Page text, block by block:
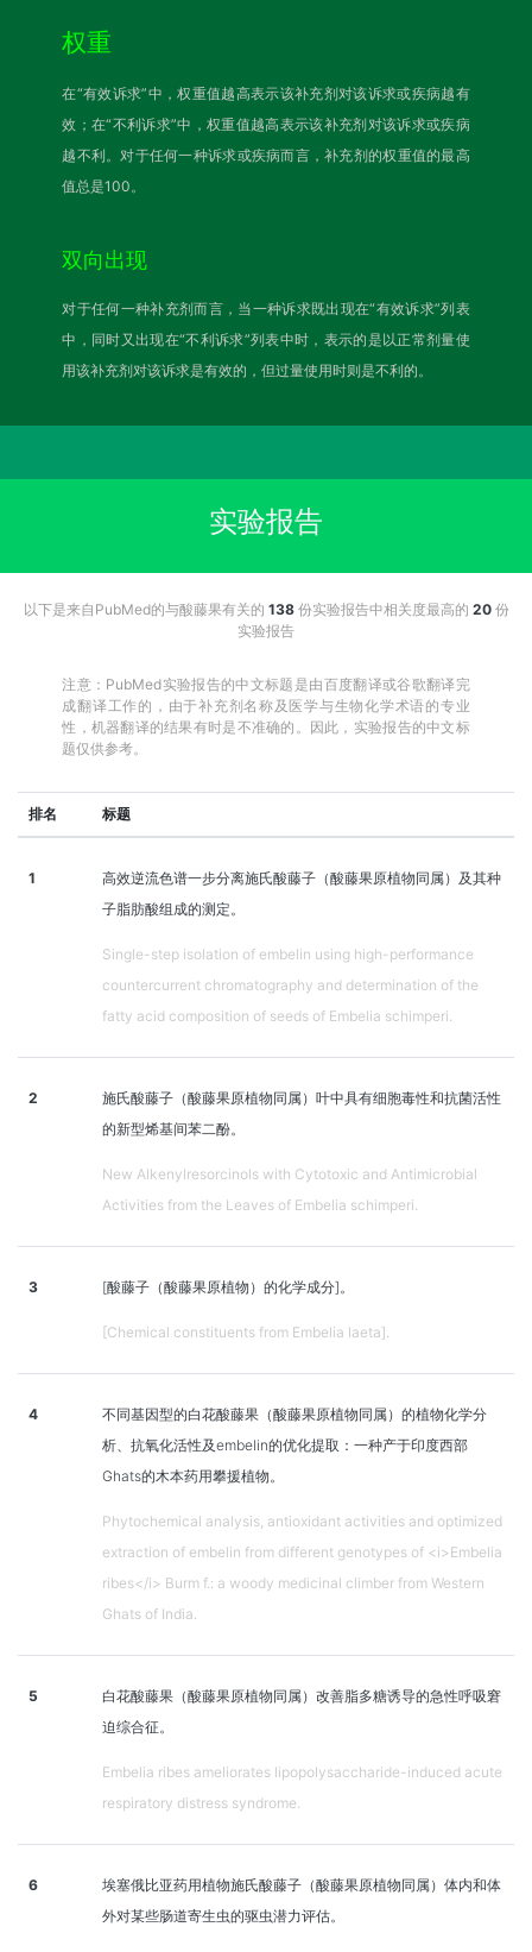
权重
在“有效诉求”中，权重值越高表示该补充剂对该诉求或疾病越有
效；在“不利诉求”中，权重值越高表示该补充剂对该诉求或疾病
越不利。对于任何一种诉求或疾病而言，补充剂的权重值的最高
值总是100。
双向出现
对于任何一种补充剂而言，当一种诉求既出现在“有效诉求”列表
中，同时又出现在“不利诉求”列表中时，表示的是以正常剂量使
用该补充剂对该诉求是有效的，但过量使用时则是不利的。
实验报告
以下是来自PubMed的与酸藤果有关的 138份实验报告中相关度最高的 20份
实验报告
注意：PubMed实验报告的中文标题是由百度翻译或谷歌翻译完
成翻译工作的，由于补充剂名称及医学与生物化学术语的专业
性，机器翻译的结果有时是不准确的。因此，实验报告的中文标
题仅供参考。
排名 标题
1
高效逆流色谱一步分离施氏酸藤子（酸藤果原植物同属）及其种
子脂肪酸组成的测定。
Single-step isolation of embelin using high-performance
countercurrent chromatography and determination of the
fatty acid composition of seeds of Embelia schimperi.
2
施氏酸藤子（酸藤果原植物同属）叶中具有细胞毒性和抗菌活性
的新型烯基间苯二酚。
New Alkenylresorcinols with Cytotoxic and Antimicrobial
Activities from the Leaves of Embelia schimperi.
3 [酸藤子（酸藤果原植物）的化学成分]。
[Chemical constituents from Embelia laeta].
4
不同基因型的白花酸藤果（酸藤果原植物同属）的植物化学分
析、抗氧化活性及embelin的优化提取：一种产于印度西部
Ghats的木本药用攀援植物。
Phytochemical analysis, antioxidant activities and optimized
extraction of embelin from different genotypes of <i>Embelia
ribes</i> Burm f.: a woody medicinal climber from Western
Ghats of India.
5
白花酸藤果（酸藤果原植物同属）改善脂多糖诱导的急性呼吸窘
迫综合征。
Embelia ribes ameliorates lipopolysaccharide-induced acute
respiratory distress syndrome.
6
埃塞俄比亚药用植物施氏酸藤子（酸藤果原植物同属）体内和体
外对某些肠道寄生虫的驱虫潜力评估。